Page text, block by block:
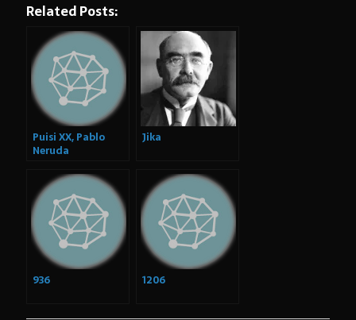
Related Posts:
Puisi XX, Pablo
Neruda
Jika
936 1206